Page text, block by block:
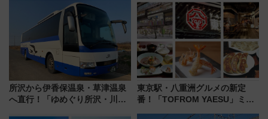
会」は8月11日開催！
ないバスターミナル直結でスキ
マ時間が充実
所沢から伊香保温泉・草津温泉
へ直行！「ゆめぐり所沢・川越
東京駅・八重洲グルメの新定
番！「TOFROM YAESU」ミシ